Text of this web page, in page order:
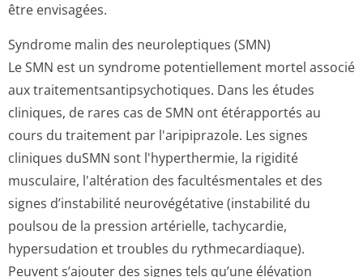
être envisagées.
Syndrome malin des neuroleptiques (SMN)
Le SMN est un syndrome potentiellement mortel associé
aux traitementsan­tipsychotiques. Dans les études
cliniques, de rares cas de SMN ont étérapportés au
cours du traitement par l'aripiprazole. Les signes
cliniques duSMN sont l'hyperthermie, la rigidité
musculaire, l'altération des facultésmentales et des
signes d’instabilité neurovégétative (instabilité du
poulsou de la pression artérielle, tachycardie,
hypersudation et troubles du rythmecardiaque).
Peuvent s’ajouter des signes tels qu’une élévation